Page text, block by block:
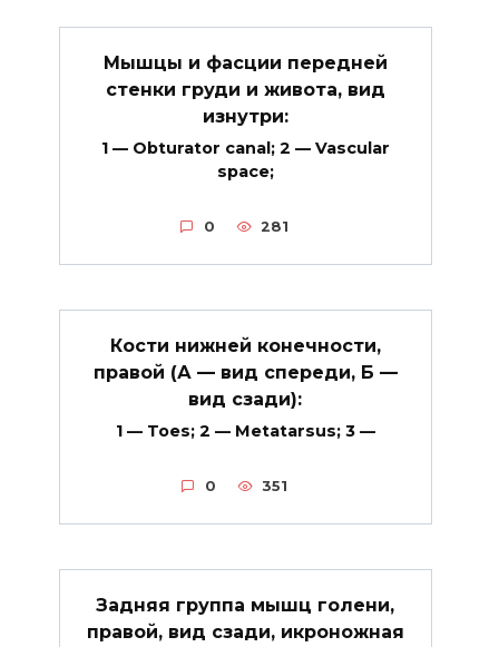
Мышцы и фасции передней
стенки груди и живота, вид
изнутри:
1 — Obturator canal; 2 — Vascular
space;
0 281
Кости нижней конечности,
правой (А — вид спереди, Б —
вид сзади):
1 — Toes; 2 — Metatarsus; 3 —
0 351
Задняя группа мышц голени,
правой, вид сзади, икроножная